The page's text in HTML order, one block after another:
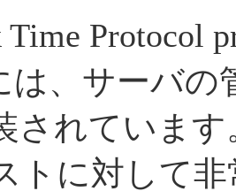
Time Protocol
は、サーバの
されています
トに対して